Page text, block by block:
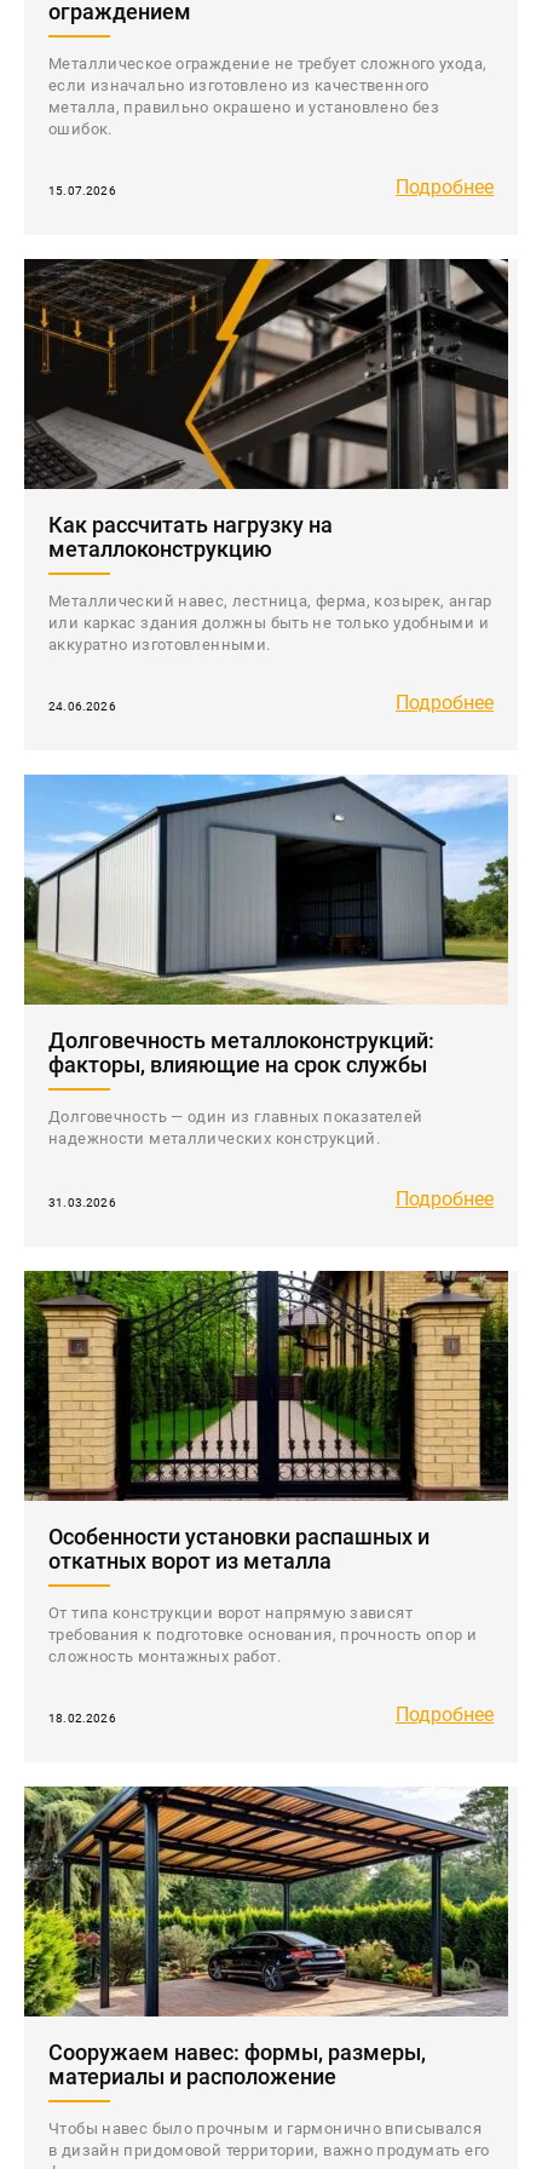
Двери
Контакты
Новости
Дизайнерам
изделия из металла
+7 (962) 257-27-70
Получить расчет
Оставить заявку
ограждением
Металлическое ограждение не требует сложного ухода,
если изначально изготовлено из качественного
металла, правильно окрашено и установлено без
ошибок.
15.07.2026 Подробнее
Как рассчитать нагрузку на
металлоконструкцию
Металлический навес, лестница, ферма, козырек, ангар
или каркас здания должны быть не только удобными и
аккуратно изготовленными.
24.06.2026 Подробнее
Долговечность металлоконструкций:
факторы, влияющие на срок службы
Долговечность — один из главных показателей
надежности металлических конструкций.
31.03.2026 Подробнее
Особенности установки распашных и
откатных ворот из металла
От типа конструкции ворот напрямую зависят
требования к подготовке основания, прочность опор и
сложность монтажных работ.
18.02.2026 Подробнее
Сооружаем навес: формы, размеры,
материалы и расположение
Чтобы навес было прочным и гармонично вписывался
в дизайн придомовой территории, важно продумать его